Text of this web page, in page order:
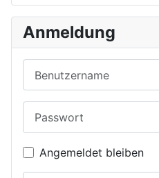
Anmeldung
Angemeldet bleiben